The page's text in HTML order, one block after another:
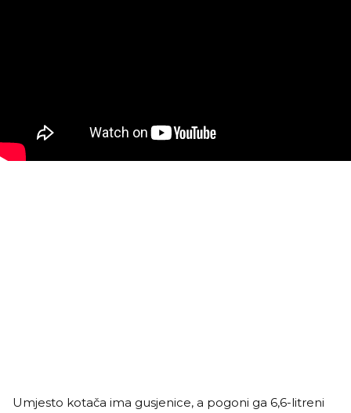
Umjesto kotača ima gusjenice, a pogoni ga 6,6-litreni